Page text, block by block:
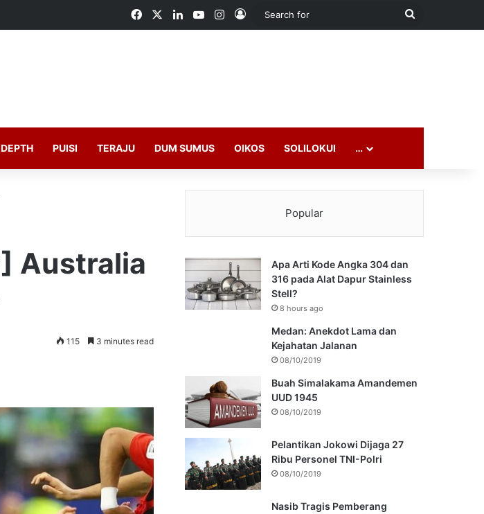
FacebookLinkedInYouTubeInstagram
Log In
Search
DEPTH PUISI TERAJU DUM SUMUS OIKOS SOLILOKUI …
Australia
115 3 minutes read
Popular
Apa Arti Kode Angka 304 dan
316 pada Alat Dapur Stainless
Stell?
8 hours ago
Medan: Anekdot Lama dan
Kejahatan Jalanan
08/10/2019
Buah Simalakama Amandemen
UUD 1945
08/10/2019
Pelantikan Jokowi Dijaga 27
Ribu Personel TNI-Polri
08/10/2019
Nasib Tragis Pemberang